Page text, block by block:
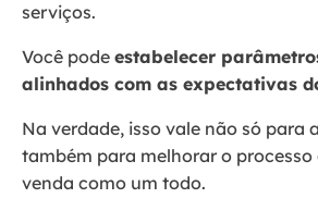
serviços.
Você pode estabelecer
alinhados com as expectativas
Na verdade, isso vale não só para
também para melhorar o processo
venda como um todo.